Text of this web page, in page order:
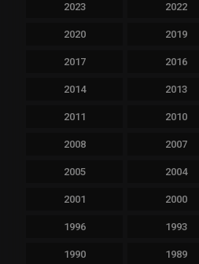
2023 2022
2020 2019
2017 2016
2014 2013
2011 2010
2008 2007
2005 2004
2001 2000
1996 1993
1990 1989